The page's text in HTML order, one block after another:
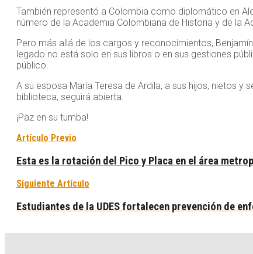
También representó a Colombia como diplomático en
número de la Academia Colombiana de Historia y de la
Pero más allá de los cargos y reconocimientos,
legado no está solo en sus libros o en sus gestiones
público.
A su esposa María Teresa de Ardila, a sus hijos, nietos
biblioteca, seguirá abierta.
¡Paz en su tumba!
Artículo Previo
Esta es la rotación del Pico y Placa en el área
Siguiente Artículo
Estudiantes de la UDES fortalecen prevención de